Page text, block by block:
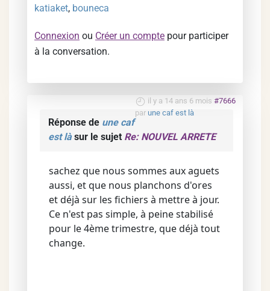
katiaket, bouneca
Connexion ou Créer un compte pour participer
à la conversation.
il y a 14 ans 6 mois #7666
par une caf est là
Réponse de une caf
est làsur le sujet Re: NOUVEL ARRETE
sachez que nous sommes aux aguets
aussi, et que nous planchons d'ores
et déjà sur les fichiers à mettre à jour.
Ce n'est pas simple, à peine stabilisé
pour le 4ème trimestre, que déjà tout
change.